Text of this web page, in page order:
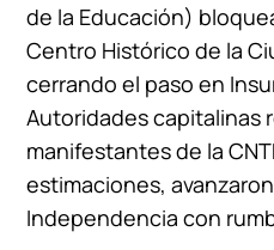
de la Educación)
Centro Histórico de la
cerrando el paso en
Autoridades capitalinas
manifestantes de la
estimaciones,
Independencia con